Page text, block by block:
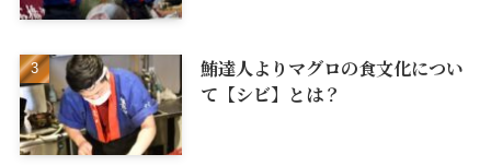
鮪達人よりマグロの食文化につい
て【シビ】とは？